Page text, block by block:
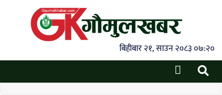
बिहीबार २१, साउन २०८३ ०७:२०